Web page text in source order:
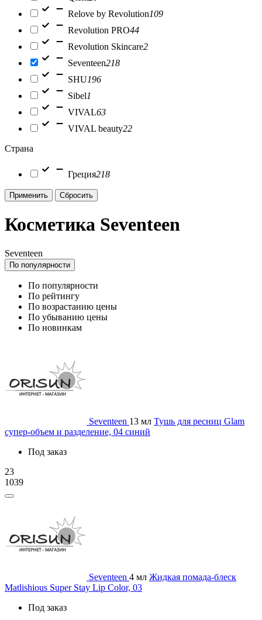
Relove by Revolution109
Revolution PRO44
Revolution Skincare2
Seventeen218
SHU196
Sibel1
VIVAL63
VIVAL beauty22
Страна
Греция218
Применить Сбросить
Косметика Seventeen
Seventeen
По популярности
По популярности
По рейтингу
По возрастанию цены
По убыванию цены
По новинкам
Seventeen 13 мл Тушь для ресниц Glam
супер-объем и разделение, 04 синий
Под заказ
23
1039
Seventeen 4 мл Жидкая помада-блеск
Matlishious Super Stay Lip Color, 03
Под заказ